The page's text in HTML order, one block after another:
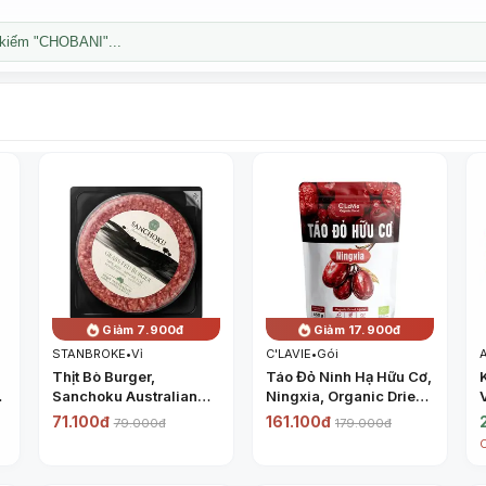
"CHOBANI"...
Giảm 7.900đ
STANBROKE•Vỉ
Thịt Bò Burger,
Sanchoku Australian
Beef Artisans, Grass
71.100đ 79.000đ
Giảm 17.900đ
C'LAVIE•Gói
Táo Đỏ Ninh Hạ Hữu Cơ,
Ningxia, Organic Dried
Jujube (450g) - C'LAVIE
161.100đ 179.000đ